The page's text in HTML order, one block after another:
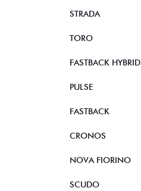
STRADA
TORO
FASTBACK HYBRID
PULSE
FASTBACK
CRONOS
NOVA FIORINO
SCUDO